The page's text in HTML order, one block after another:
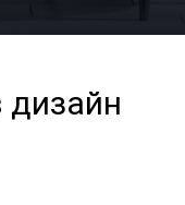
дизайн